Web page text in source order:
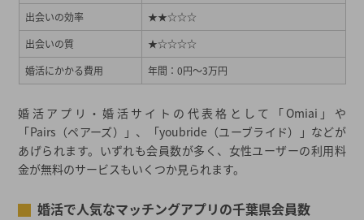
出会いの効率
★★☆☆☆
出会いの質
★☆☆☆☆
婚活にかかる費用
年間：0円～3万円
婚活アプリ・婚活サイトの代表格として「Omiai」や
「Pairs（ペアーズ）」、「youbride（ユーブライド）」などが
あげられます。いずれも会員数が多く、女性ユーザーの利用料
金が無料のサービスもいくつか見られます。
婚活で人気なマッチングアプリの千葉県会員数